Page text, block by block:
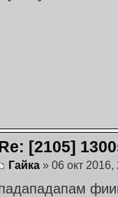
[2105]
Гайка» 06 окт 2016,